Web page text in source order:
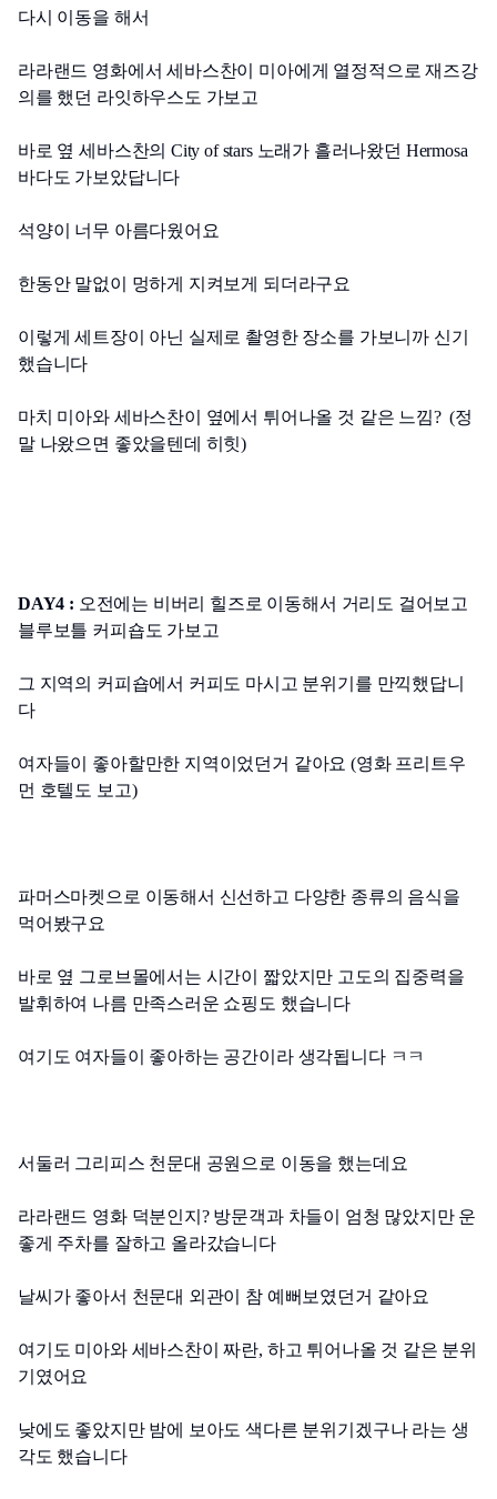
다시 이동을 해서
라라랜드 영화에서 세바스찬이 미아에게 열정적으로 재즈강
의를 했던 라잇하우스도 가보고
바로 옆 세바스찬의 City of stars 노래가 흘러나왔던 Hermosa
바다도 가보았답니다
석양이 너무 아름다웠어요
한동안 말없이 멍하게 지켜보게 되더라구요
이렇게 세트장이 아닌 실제로 촬영한 장소를 가보니까 신기
했습니다
마치 미아와 세바스찬이 옆에서 튀어나올 것 같은 느낌?  (정
말 나왔으면 좋았을텐데 히힛)
DAY4 : 오전에는 비버리 힐즈로 이동해서 거리도 걸어보고
블루보틀 커피숍도 가보고
그 지역의 커피숍에서 커피도 마시고 분위기를 만끽했답니
다
여자들이 좋아할만한 지역이었던거 같아요 (영화 프리트우
먼 호텔도 보고)
파머스마켓으로 이동해서 신선하고 다양한 종류의 음식을
먹어봤구요
바로 옆 그로브몰에서는 시간이 짧았지만 고도의 집중력을
발휘하여 나름 만족스러운 쇼핑도 했습니다
여기도 여자들이 좋아하는 공간이라 생각됩니다 ㅋㅋ
서둘러 그리피스 천문대 공원으로 이동을 했는데요
라라랜드 영화 덕분인지? 방문객과 차들이 엄청 많았지만 운
좋게 주차를 잘하고 올라갔습니다
날씨가 좋아서 천문대 외관이 참 예뻐보였던거 같아요
여기도 미아와 세바스찬이 짜란, 하고 튀어나올 것 같은 분위
기였어요
낮에도 좋았지만 밤에 보아도 색다른 분위기겠구나 라는 생
각도 했습니다